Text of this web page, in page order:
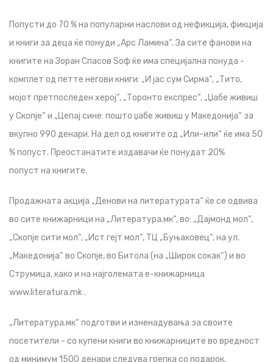
Попусти до 70 % на популарни наслови од нефикција, фикција
и книги за деца ќе понуди „Арс Ламина“. За сите фанови на
книгите на Зоран Спасов Ѕоф ќе има специјална понуда -
комплет од петте негови книги: „И јас сум Сирма“, „Тито,
мојот претпоследен херој“, „Торонто експрес“, „Џабе живиш
у Скопје“ и „Цепај сине: пошто џабе живиш у Македонија“ за
вкупно 990 денари. На дел од книгите од „Или-или“ ќе има 50
% попуст. Преостанатите издавачи ќе понудат 20%
попуст на книгите.
Продажната акција „Денови на литературата“ ќе се одвива
во сите книжарници на „Литература.мк“, во: „Дајмонд мол“,
„Скопје сити мол“, „Ист гејт мол“, ТЦ „Буњаковец“, на ул.
„Македонија“ во Скопје, во Битола (на „Широк сокак“) и во
Струмица, како и на најголемата е-книжарница
www.literatura.mk .
„Литература.мк“ подготви и изненадувања за своите
посетители - со купени книги во книжарниците во вредност
од минимум 1500 денари следува грепка со подарок.